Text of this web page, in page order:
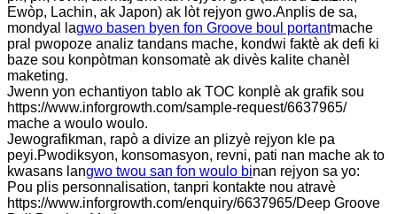
Ewòp, Lachin, ak Japon) ak lòt rejyon gwo.Anplis de sa,
mondyal lagwo basen byen fon Groove boul portantmache
pral pwopoze analiz tandans mache, kondwi faktè ak defi ki
baze sou konpòtman konsomatè ak divès kalite chanèl
maketing.
Jwenn yon echantiyon tablo ak TOC konplè ak grafik sou
https://www.inforgrowth.com/sample-request/6637965/
mache a woulo woulo.
Jewografikman, rapò a divize an plizyè rejyon kle pa
peyi.Pwodiksyon, konsomasyon, revni, pati nan mache ak to
kwasans langwo twou san fon woulo binan rejyon sa yo:
Pou plis personnalisation, tanpri kontakte nou atravè
https://www.inforgrowth.com/enquiry/6637965/Deep Groove